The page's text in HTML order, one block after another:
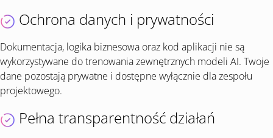
Ochrona danych i prywatności
Dokumentacja, logika biznesowa oraz kod aplikacji nie są
wykorzystywane do trenowania zewnętrznych modeli AI. Twoje
dane pozostają prywatne i dostępne wyłącznie dla zespołu
projektowego.
Pełna transparentność działań